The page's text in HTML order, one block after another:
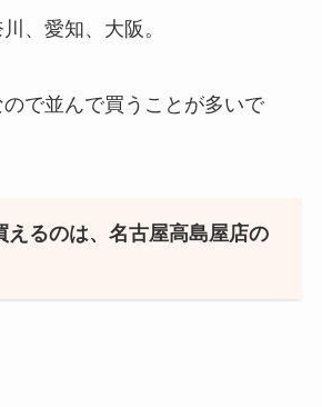
、愛知、大阪。
で並んで買うことが多いで
えるのは、名古屋高島屋店の